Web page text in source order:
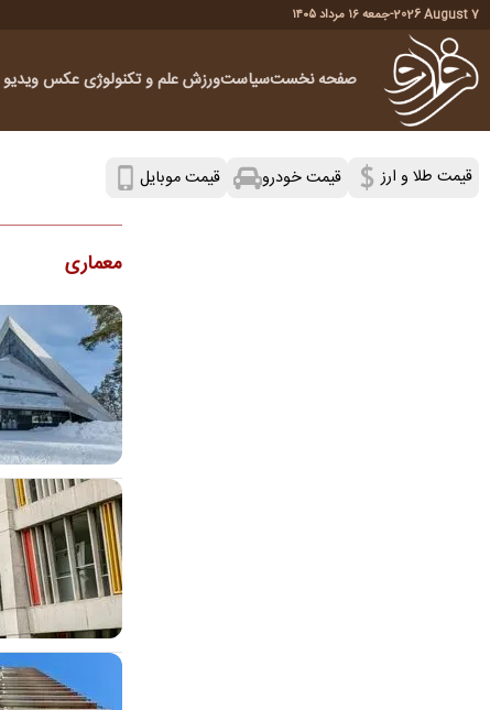
2026 August 7
-جمعه ۱۶ مرداد ۱۴۰۵
صفحه نخستسیاستورزشعلم و تکنولوژیعکسویدیو
قیمت طلا و ارز قیمت خودرو قیمت موبایل
معماری